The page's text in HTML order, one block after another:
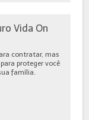
Vida On
contratar, mas
proteger você
família.